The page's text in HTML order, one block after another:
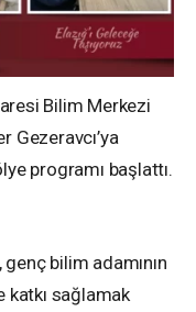
Bilim Merkezi
Gezeravcı’ya
programı başlattı.
bilim adamının
katkı sağlamak